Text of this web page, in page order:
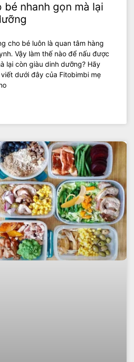
bé nhanh gọn mà lại
cho bé luôn là quan tâm hàng
Vậy làm thế nào để nấu được
lại còn giàu dinh dưỡng? Hãy
dưới đây của Fitobimbi mẹ